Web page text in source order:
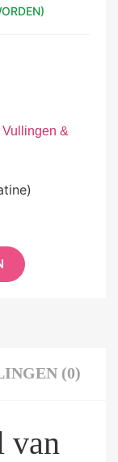
Vullingen &
(0)
van